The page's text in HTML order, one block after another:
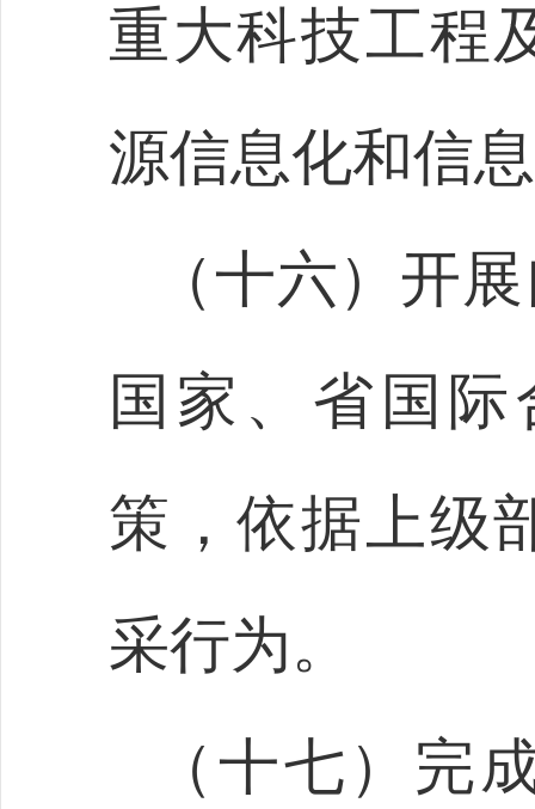
重大科技工程
源信息化和信
（十六）开
国家、省国
策，依据上级
采行为。
（十七）完